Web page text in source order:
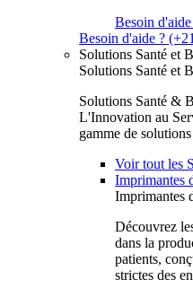
Besoin
Besoin d'aide ?
Solutions Santé et
Solutions Santé et
Solutions Santé &
L'Innovation au
gamme de
Voir tout les
Imprimantes
Imprimantes
Découvrez
dans la
patients,
strictes des